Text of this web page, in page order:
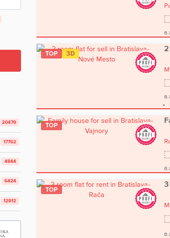
20479
17762
4844
6424
12912
TOP 3D
2
TOP
TOP
3